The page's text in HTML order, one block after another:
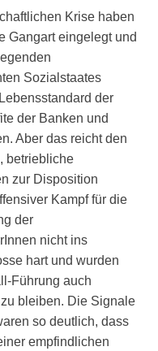
Krise haben
Gangart eingelegt und
Sozialstaates
der
der Banken und
Aber das reicht den
betriebliche
zur Disposition
Kampf für die
der
nicht ins
hart und wurden
Führung auch
bleiben. Die Signale
so deutlich, dass
empfindlichen